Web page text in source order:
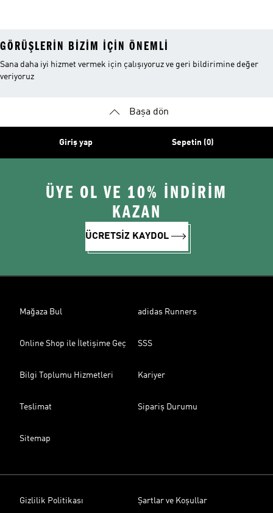
GÖRÜŞLERIN BIZIM IÇIN ÖNEMLI
Sana daha iyi hizmet vermek için çalışıyoruz ve geri bildirimine değer
veriyoruz
Başa dön
Giriş yap Sepetin (0)
ÜYE OL VE 10% İNDİRİM
KAZAN
ÜCRETSİZ KAYDOL
Mağaza Bul adidas Runners
Online Shop ile İletişime Geç SSS
Bilgi Toplumu Hizmetleri Kariyer
Teslimat Sipariş Durumu
Sitemap
Gizlilik Politikası Şartlar ve Koşullar